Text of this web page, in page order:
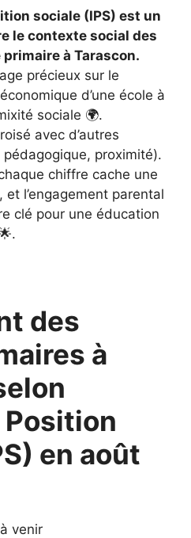
sociale (IPS) est un
le contexte social des
primaire à Tarascon.
précieux sur le
d’une école à
sociale 🌍.
avec d’autres
proximité).
chiffre cache une
et l’engagement parental
clé pour une éducation
des
à
Position
en août
venir